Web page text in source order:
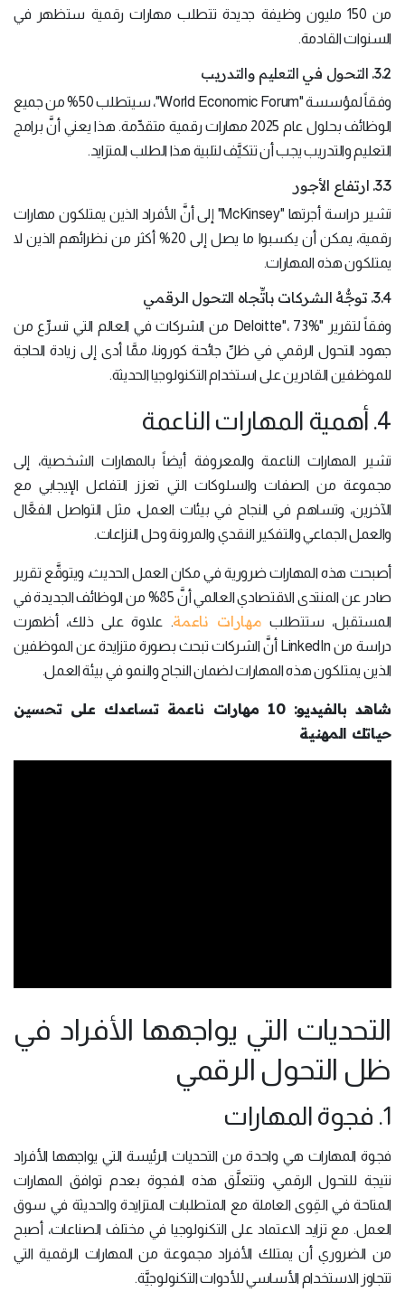
من 150 مليون وظيفة جديدة تتطلب مهارات رقمية ستظهر في
السنوات القادمة.
3.2. التحول في التعليم والتدريب
وفقاً لمؤسسة "World Economic Forum"، سيتطلب 50% من جميع
الوظائف بحلول عام 2025 مهارات رقمية متقدِّمة. هذا يعني أنَّ برامج
التعليم والتدريب يجب أن تتكيَّف لتلبية هذا الطلب المتزايد.
3.3. ارتفاع الأجور
تشير دراسة أجرتها "McKinsey" إلى أنَّ الأفراد الذين يمتلكون مهارات
رقمية، يمكن أن يكسبوا ما يصل إلى 20% أكثر من نظرائهم الذين لا
يمتلكون هذه المهارات.
3.4. توجُّهُ الشركات باتِّجاه التحول الرقمي
وفقاً لتقرير "Deloitte"، 73% من الشركات في العالم التي تسرِّع من
جهود التحول الرقمي في ظلِّ جائحة كورونا، ممَّا أدى إلى زيادة الحاجة
للموظفين القادرين على استخدام التكنولوجيا الحديثة.
4. أهمية المهارات الناعمة
تشير المهارات الناعمة والمعروفة أيضاً بالمهارات الشخصية، إلى
مجموعة من الصفات والسلوكات التي تعزز التفاعل الإيجابي مع
الآخرين، وتساهم في النجاح في بيئات العمل، مثل التواصل الفعَّال
والعمل الجماعي والتفكير النقدي والمرونة وحل النزاعات.
أصبحت هذه المهارات ضرورية في مكان العمل الحديث، ويتوقَّع تقرير
صادر عن المنتدى الاقتصادي العالمي أنَّ 85% من الوظائف الجديدة في
المستقبل، ستتطلب مهارات ناعمة. علاوة على ذلك، أظهرت
دراسة من LinkedIn أنَّ الشركات تبحث بصورة متزايدة عن الموظفين
الذين يمتلكون هذه المهارات لضمان النجاح والنمو في بيئة العمل.
شاهد بالفيديو: 10 مهارات ناعمة تساعدك على تحسين
حياتك المهنية
التحديات التي يواجهها الأفراد في
ظل التحول الرقمي
1. فجوة المهارات
فجوة المهارات هي واحدة من التحديات الرئيسة التي يواجهها الأفراد
نتيجة للتحول الرقمي، وتتعلَّق هذه الفجوة بعدم توافق المهارات
المتاحة في القِوى العاملة مع المتطلبات المتزايدة والحديثة في سوق
العمل. مع تزايد الاعتماد على التكنولوجيا في مختلف الصناعات، أصبح
من الضروري أن يمتلك الأفراد مجموعة من المهارات الرقمية التي
تتجاوز الاستخدام الأساسي للأدوات التكنولوجيَّة.